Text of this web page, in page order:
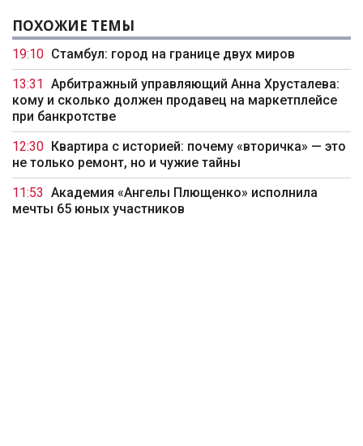
ПОХОЖИЕ ТЕМЫ
19:10 Стамбул: город на границе двух миров
13:31
Арбитражный управляющий Анна Хрусталева:
кому и сколько должен продавец на маркетплейсе
при банкротстве
12:30
Квартира с историей: почему «вторичка» — это
не только ремонт, но и чужие тайны
11:53 Академия «Ангелы Плющенко» исполнила
мечты 65 юных участников